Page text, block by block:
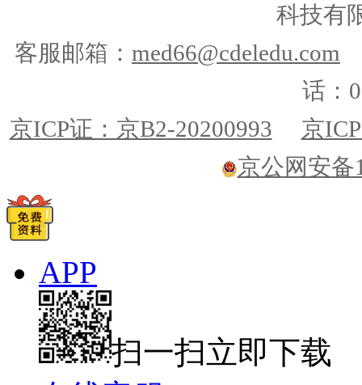
科技有
客服邮箱： med66@cdeledu.com
话：
京ICP证：京B2-20200993
京
京公网安备
APP
扫一扫立即下载